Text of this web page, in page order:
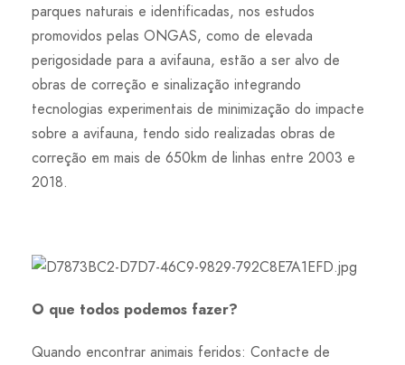
parques naturais e identificadas, nos estudos
promovidos pelas ONGAS, como de elevada
perigosidade para a avifauna, estão a ser alvo de
obras de correção e sinalização integrando
tecnologias experimentais de minimização do impacte
sobre a avifauna, tendo sido realizadas obras de
correção em mais de 650km de linhas entre 2003 e
2018.
O que todos podemos fazer?
Quando encontrar animais feridos: Contacte de